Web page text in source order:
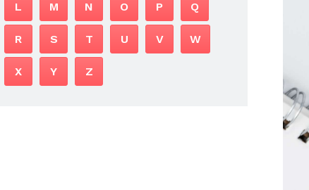
L M N O P Q
R S T U V W
X Y Z